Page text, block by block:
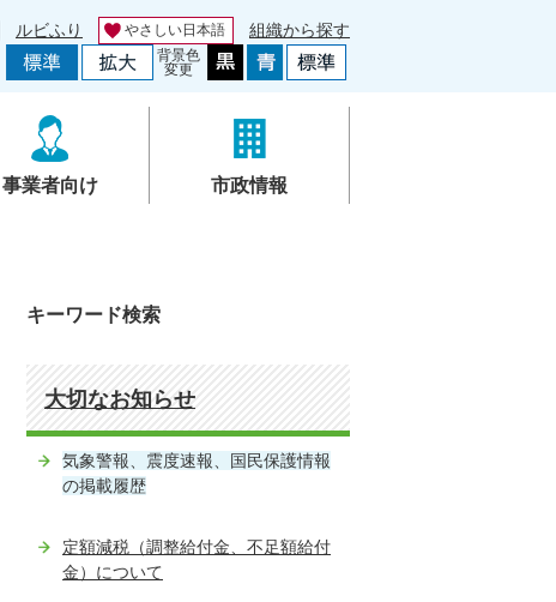
ルビふり やさしい日本語 組織から探す
背景色
変更
事業者向け 市政情報
キーワード検索
大切なお知らせ
気象警報、震度速報、国民保護情報
の掲載履歴
定額減税（調整給付金、不足額給付
金）について